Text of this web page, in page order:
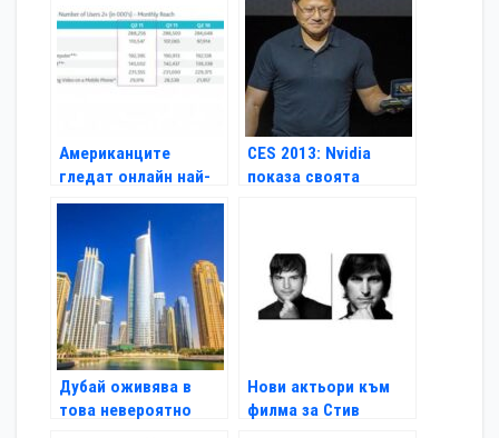
Американците
гледат онлайн най-
много от всички
CES 2013: Nvidia
показа своята
Дубай оживява в
това невероятно
Нови актьори към
филма за Стив